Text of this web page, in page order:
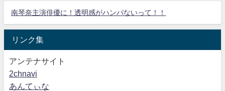
南琴奈主演俳優に！透明感がハンパないって！！
リンク集
アンテナサイト
2chnavi
あんてぃな